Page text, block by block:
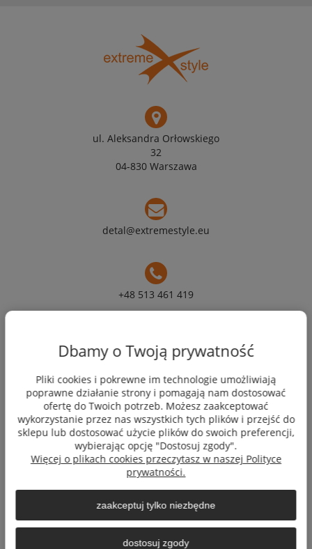
ul. Aleksandra Orłowskiego
32
04-830 Warszawa
detal@extremestyle.eu
+48 513 461 419
Moje konto
Płatności i dostawa
Informacje
O nas
Dbamy o Twoją prywatność
Pliki cookies i pokrewne im technologie umożliwiają
poprawne działanie strony i pomagają nam dostosować
ofertę do Twoich potrzeb. Możesz zaakceptować
wykorzystanie przez nas wszystkich tych plików i przejść do
sklepu lub dostosować użycie plików do swoich preferencji,
wybierając opcję "Dostosuj zgody".
Więcej o plikach cookies przeczytasz w naszej Polityce
prywatności.
zaakceptuj tylko niezbędne
dostosuj zgody